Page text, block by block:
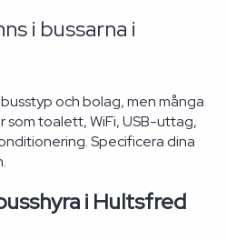
i bussarna i
och bolag, men många
som toalett, WiFi, USB-uttag,
Specificera dina
i Hultsfred